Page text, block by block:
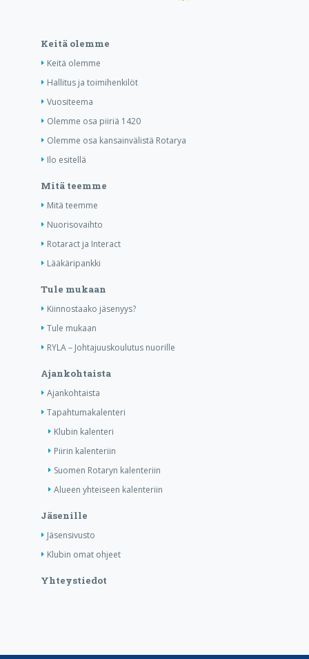
Keitä olemme
Keitä olemme
Hallitus ja toimihenkilöt
Vuositeema
Olemme osa piiriä 1420
Olemme osa kansainvälistä Rotarya
Ilo esitellä
Mitä teemme
Mitä teemme
Nuorisovaihto
Rotaract ja Interact
Lääkäripankki
Tule mukaan
Kiinnostaako jäsenyys?
Tule mukaan
RYLA – Johtajuuskoulutus nuorille
Ajankohtaista
Ajankohtaista
Tapahtumakalenteri
Klubin kalenteri
Piirin kalenteriin
Suomen Rotaryn kalenteriin
Alueen yhteiseen kalenteriin
Jäsenille
Jäsensivusto
Klubin omat ohjeet
Yhteystiedot